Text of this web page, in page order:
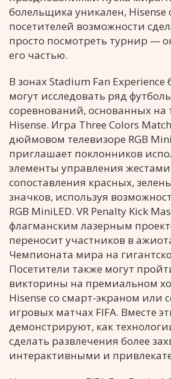
болельщика уникален, Hisense
посетителей возможности
просто посмотреть турнир —
его частью.
В зонах Stadium Fan
могут исследовать ряд
соревнований, основанных на
Hisense. Игра Three Colors
дюймовом телевизоре RGB
приглашает поклонников
элементы управления
сопоставления красных,
значков, используя
RGB MiniLED. VR Penalty Kick
флагманским лазерным
переносит участников в
Чемпионата мира на
Посетители также могут
викторины на премиальном
Hisense со смарт-экраном или
игровых матчах FIFA. Вместе
демонстрируют, как
сделать развлечения более
интерактивными и